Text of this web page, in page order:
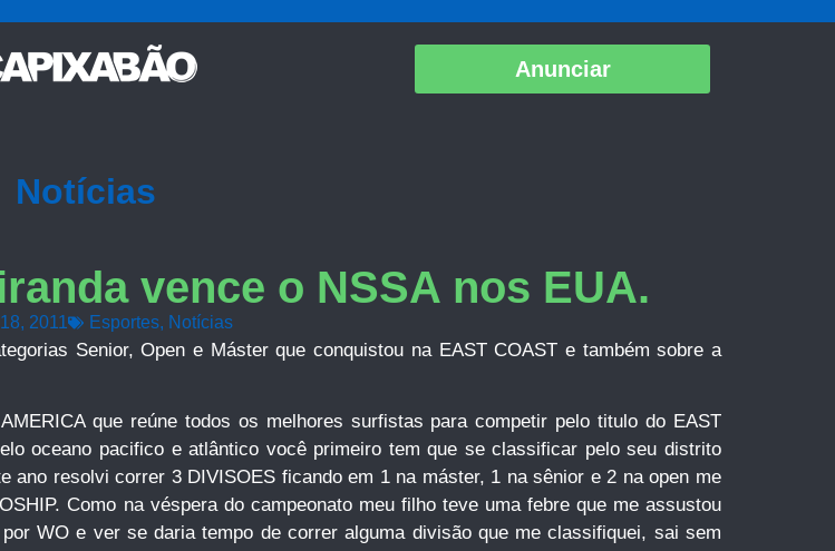
Anunciar
Notícias
vence o NSSA nos EUA.
2011 Esportes, Notícias
Senior, Open e Máster que conquistou na EAST COAST e também sobre a
que reúne todos os melhores surfistas para competir pelo titulo do EAST
oceano pacifico e atlântico você primeiro tem que se classificar pelo seu distrito
ano resolvi correr 3 DIVISOES ficando em 1 na máster, 1 na sênior e 2 na open me
Como na véspera do campeonato meu filho teve uma febre que me assustou
WO e ver se daria tempo de correr alguma divisão que me classifiquei, sai sem